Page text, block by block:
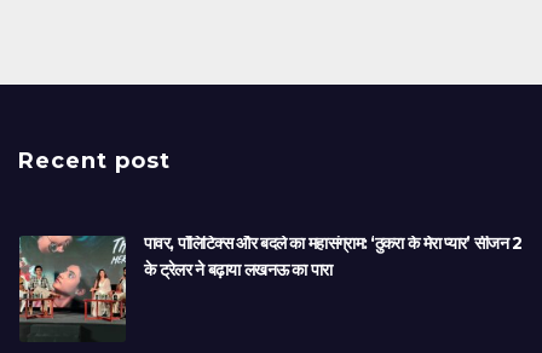
Recent post
पावर, पॉलिटिक्स और बदले का महासंग्राम: ‘ठुकरा के मेरा प्यार’ सीजन 2
के ट्रेलर ने बढ़ाया लखनऊ का पारा